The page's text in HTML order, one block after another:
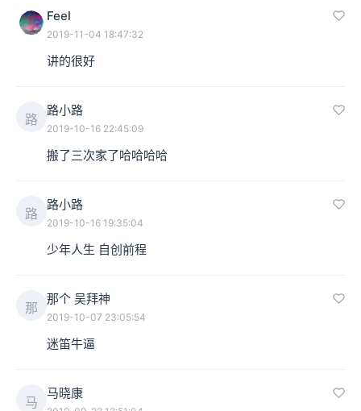
Feel
2019-11-04 18:47:32
讲的很好
路
路小路
2019-10-16 22:45:09
搬了三次家了哈哈哈哈
路
路小路
2019-10-16 19:35:04
少年人生 自创前程
那
那个 吴拜神
2019-10-07 23:05:54
迷笛牛逼
马
马晓康